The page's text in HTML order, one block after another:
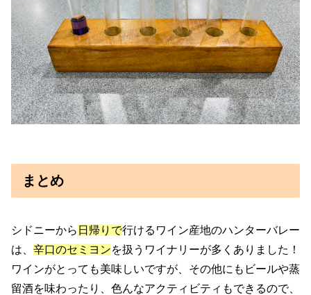
まとめ
シドニーから 日帰りで行けるワイン産地のハンターバレー
は、 辛口のセミヨンを扱うワイナリーが多くありました！
ワインがとっても美味しいですが、その他にもビールや蒸
留酒を味わったり、色んなアクティビティもできるので、